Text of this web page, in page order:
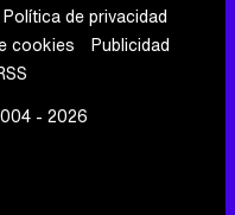
Política de privacidad
cookies
Publicidad
- 2026